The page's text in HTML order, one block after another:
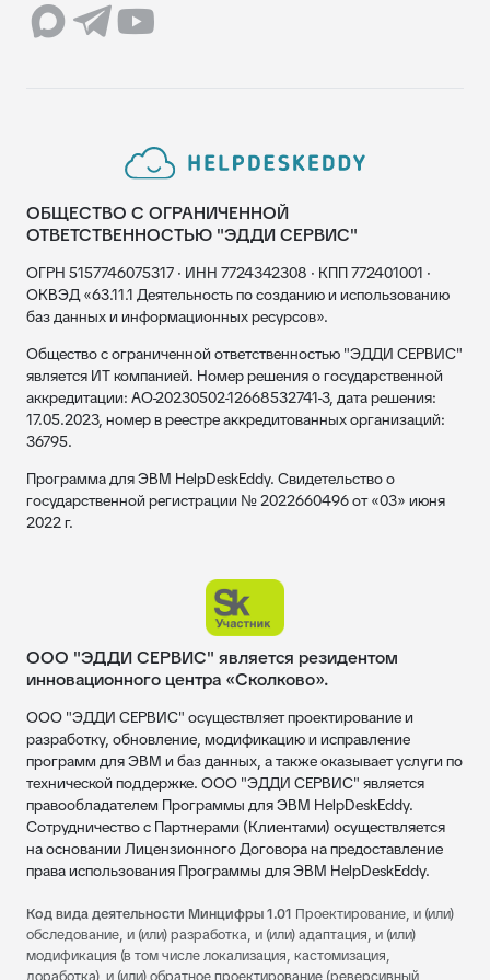
ОБЩЕСТВО С ОГРАНИЧЕННОЙ
ОТВЕТСТВЕННОСТЬЮ "ЭДДИ СЕРВИС"
ОГРН 5157746075317 · ИНН 7724342308 · КПП 772401001 ·
ОКВЭД «63.11.1 Деятельность по созданию и использованию
баз данных и информационных ресурсов».
Общество с ограниченной ответственностью "ЭДДИ СЕРВИС"
является ИТ компанией. Номер решения о государственной
аккредитации: АО-20230502-12668532741-3, дата решения:
17.05.2023, номер в реестре аккредитованных организаций:
36795.
Программа для ЭВМ HelpDeskEddy. Свидетельство о
государственной регистрации № 2022660496 от «03» июня
2022 г.
ООО "ЭДДИ СЕРВИС" является резидентом
инновационного центра «Сколково».
ООО "ЭДДИ СЕРВИС" осуществляет проектирование и
разработку, обновление, модификацию и исправление
программ для ЭВМ и баз данных, а также оказывает услуги по
технической поддержке. ООО "ЭДДИ СЕРВИС" является
правообладателем Программы для ЭВМ HelpDeskEddy.
Сотрудничество с Партнерами (Клиентами) осуществляется
на основании Лицензионного Договора на предоставление
права использования Программы для ЭВМ HelpDeskEddy.
Код вида деятельности Минцифры 1.01 Проектирование, и (или)
обследование, и (или) разработка, и (или) адаптация, и (или)
модификация (в том числе локализация, кастомизация,
доработка), и (или) обратное проектирование (реверсивный